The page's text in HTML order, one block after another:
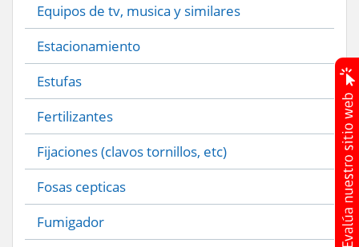
Equipos de tv, musica y similares
Estacionamiento
Estufas
Fertilizantes
Fijaciones (clavos tornillos, etc)
Fosas cepticas
Fumigador